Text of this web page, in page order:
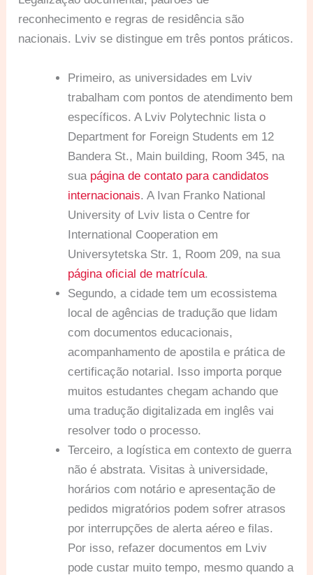
reconhecimento e regras de residência são
nacionais. Lviv se distingue em três pontos práticos.
Primeiro, as universidades em Lviv
trabalham com pontos de atendimento bem
específicos. A Lviv Polytechnic lista o
Department for Foreign Students em 12
Bandera St., Main building, Room 345, na
sua página de contato para candidatos
internacionais. A Ivan Franko National
University of Lviv lista o Centre for
International Cooperation em
Universytetska Str. 1, Room 209, na sua
página oficial de matrícula.
Segundo, a cidade tem um ecossistema
local de agências de tradução que lidam
com documentos educacionais,
acompanhamento de apostila e prática de
certificação notarial. Isso importa porque
muitos estudantes chegam achando que
uma tradução digitalizada em inglês vai
resolver todo o processo.
Terceiro, a logística em contexto de guerra
não é abstrata. Visitas à universidade,
horários com notário e apresentação de
pedidos migratórios podem sofrer atrasos
por interrupções de alerta aéreo e filas.
Por isso, refazer documentos em Lviv
pode custar muito tempo, mesmo quando a